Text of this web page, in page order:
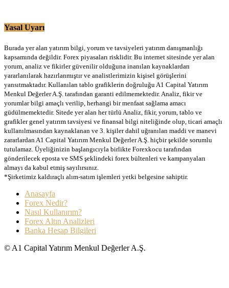
Yasal Uyarı
Burada yer alan yatırım bilgi, yorum ve tavsiyeleri yatırım danışmanlığı
kapsamında değildir. Forex piyasaları risklidir. Bu internet sitesinde yer alan
yorum, analiz ve fikirler güvenilir olduğuna inanılan kaynaklardan
yararlanılarak hazırlanmıştır ve analistlerimizin kişisel görüşlerini
yansıtmaktadır. Kullanılan tablo grafiklerin doğruluğu A1 Capital Yatırım
Menkul Değerler A.Ş. tarafından garanti edilmemektedir. Analiz, fikir ve
yorumlar bilgi amaçlı verilip, herhangi bir menfaat sağlama amacı
güdülmemektedir. Sitede yer alan her türlü Analiz, fikir, yorum, tablo ve
grafikler genel yatırım tavsiyesi ve finansal bilgi niteliğinde olup, ticari amaçlı
kullanılmasından kaynaklanan ve 3. kişiler dahil uğranılan maddi ve manevi
zararlardan A1 Capital Yatırım Menkul Değerler A.Ş. hiçbir şekilde sorumlu
tutulamaz. Üyeliğinizin başlangıcıyla birlikte Forexkocu tarafından
gönderilecek eposta ve SMS şeklindeki forex bültenleri ve kampanyaları
almayı da kabul etmiş sayılırsınız.
*Şirketimiz kaldıraçlı alım-satım işlemleri yetki belgesine sahiptir.
Anasayfa
Forex Nedir?
Nasıl Kullanırım?
Forex Altın Analizleri
Banka Hesap Bilgileri
© A1 Capital Yatırım Menkul Değerler A.Ş.